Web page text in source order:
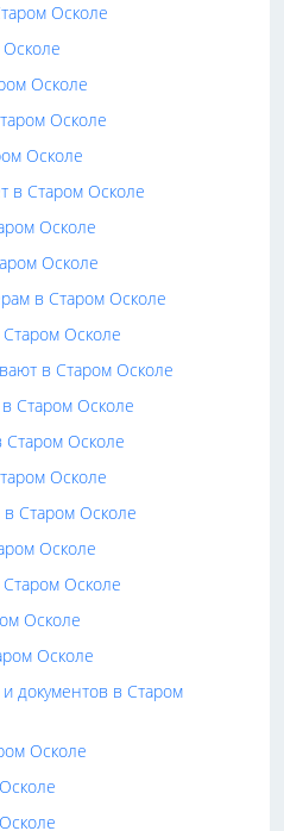
Осколе
Осколе
Осколе
Осколе
в Старом Осколе
Осколе
Осколе
в Старом Осколе
Осколе
в Старом Осколе
Старом Осколе
Осколе
Осколе
Старом Осколе
Осколе
Осколе
Осколе
Осколе
документов в Старом
Осколе